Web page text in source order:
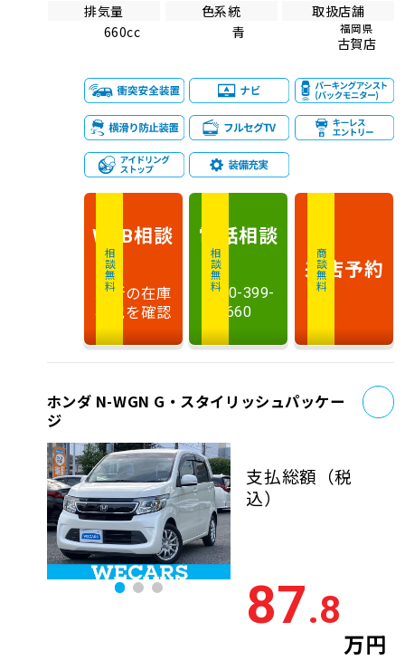
排気量
660cc
色系統
青
取扱店舗
福岡県
古賀店
相談無料
WEB相談
最新の在庫
状況を確認
相談無料
電話相談
0120-399-
660
商談無料
来店予約
ホンダ N-WGN G・スタイリッシュパッケー
ジ
支払総額 （税
込）
87.8
万円